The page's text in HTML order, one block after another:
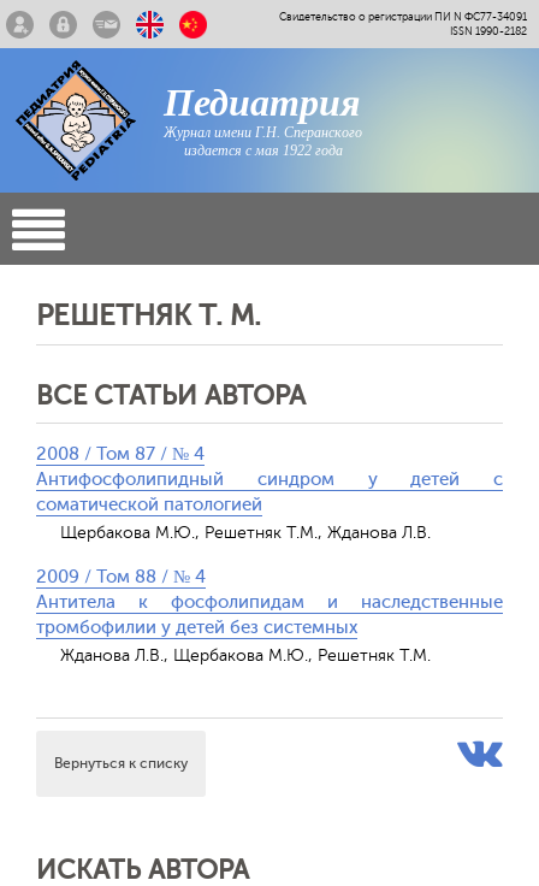
Свидетельство о регистрации ПИ N ФС77-34091
ISSN 1990-2182
Педиатрия
Журнал имени Г.Н. Сперанского
издается с мая 1922 года
РЕШЕТНЯК Т. М.
ВСЕ СТАТЬИ АВТОРА
2008 / Том 87 / № 4
Антифосфолипидный синдром у детей с
соматической патологией
Щербакова М.Ю., Решетняк Т.М., Жданова Л.В.
2009 / Том 88 / № 4
Антитела к фосфолипидам и наследственные
тромбофилии у детей без системных
Жданова Л.В., Щербакова М.Ю., Решетняк Т.М.
Вернуться к списку
ИСКАТЬ АВТОРА